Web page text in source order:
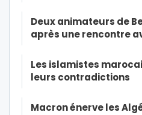
Deux animateurs de
après une rencontre
Les islamistes
leurs contradictions
Macron énerve les